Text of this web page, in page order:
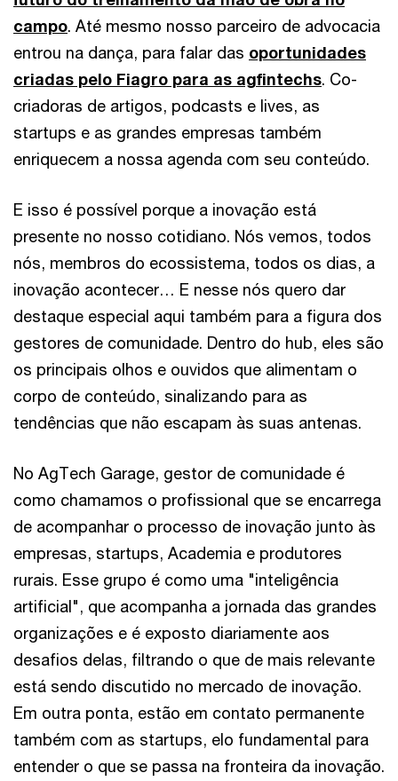
campo. Até mesmo nosso parceiro de advocacia
entrou na dança, para falar das oportunidades
criadas pelo Fiagro para as agfintechs. Co-
criadoras de artigos, podcasts e lives, as
startups e as grandes empresas também
enriquecem a nossa agenda com seu conteúdo.
E isso é possível porque a inovação está
presente no nosso cotidiano. Nós vemos, todos
nós, membros do ecossistema, todos os dias, a
inovação acontecer… E nesse nós quero dar
destaque especial aqui também para a figura dos
gestores de comunidade. Dentro do hub, eles são
os principais olhos e ouvidos que alimentam o
corpo de conteúdo, sinalizando para as
tendências que não escapam às suas antenas.
No AgTech Garage, gestor de comunidade é
como chamamos o profissional que se encarrega
de acompanhar o processo de inovação junto às
empresas, startups, Academia e produtores
rurais. Esse grupo é como uma "inteligência
artificial", que acompanha a jornada das grandes
organizações e é exposto diariamente aos
desafios delas, filtrando o que de mais relevante
está sendo discutido no mercado de inovação.
Em outra ponta, estão em contato permanente
também com as startups, elo fundamental para
entender o que se passa na fronteira da inovação.